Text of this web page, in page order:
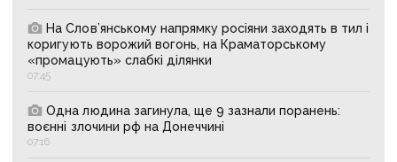
На Слов’янському напрямку росіяни заходять в тил і
коригують ворожий вогонь, на Краматорському
«промацують» слабкі ділянки
07:45
Одна людина загинула, ще 9 зазнали поранень:
воєнні злочини рф на Донеччині
07:16